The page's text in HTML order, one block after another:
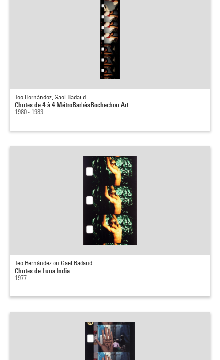
Teo Hernández, Gaël Badaud
Chutes de 4 à 4 MétroBarbèsRochechou Art
1980 - 1983
Teo Hernández ou Gaël Badaud
Chutes de Luna India
1977